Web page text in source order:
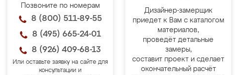
Позвоните по номерам
8 (800) 511-89-55
8 (495) 665-24-01
8 (926) 409-68-13
Или оставьте заявку на сайте для
консультации и
Дизайнер-замерщик
приедет к Вам с каталогом
материалов,
проведёт детальные
замеры,
составит проект и сделает
окончательный расчёт